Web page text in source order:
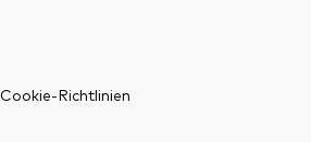
Cookie-Richtlinien